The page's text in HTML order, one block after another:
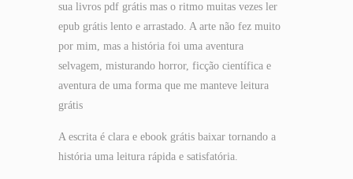
sua livros pdf grátis mas o ritmo muitas vezes ler
epub grátis lento e arrastado. A arte não fez muito
por mim, mas a história foi uma aventura
selvagem, misturando horror, ficção científica e
aventura de uma forma que me manteve leitura
grátis
A escrita é clara e ebook grátis baixar tornando a
história uma leitura rápida e satisfatória.